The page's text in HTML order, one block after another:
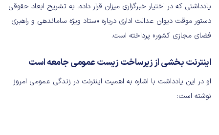
یادداشتی که در اختیار خبرگزاری میزان قرار داده، به تشریح ابعاد حقوقی
دستور موقت دیوان عدالت اداری درباره «ستاد ویژه ساماندهی و راهبری
فضای مجازی کشور» پرداخته است.
اینترنت بخشی از زیرساخت زیست عمومی جامعه است
او در این یادداشت با اشاره به اهمیت اینترنت در زندگی عمومی امروز
نوشته است: